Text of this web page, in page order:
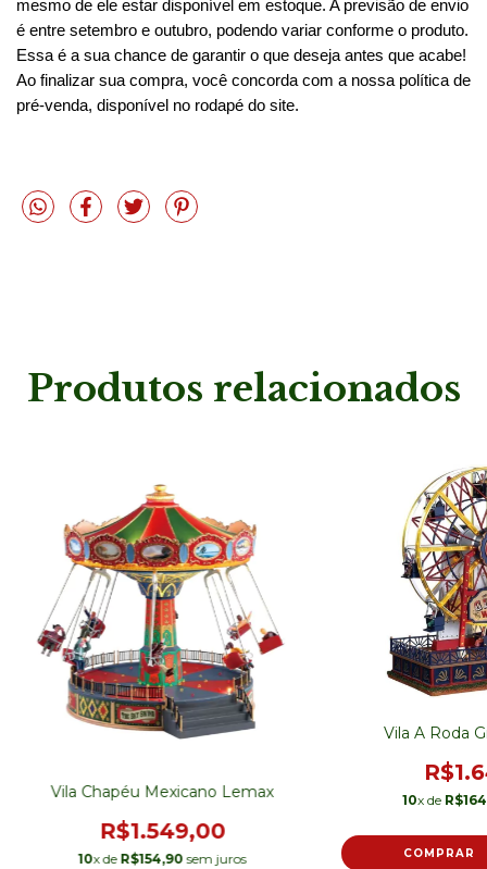
mesmo de ele estar disponível em estoque. A previsão de envio
é entre setembro e outubro, podendo variar conforme o produto.
Essa é a sua chance de garantir o que deseja antes que acabe!
Ao finalizar sua compra, você concorda com a nossa política de
pré-venda, disponível no rodapé do site.
Produtos relacionados
Vila Chapéu Mexicano Lemax
R$1.549,00
10x de R$154,90 sem juros
Vila A Roda
10x de